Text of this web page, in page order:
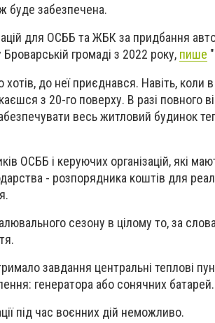
буде забезпечена.
для ОСББ та ЖБК за придбання
громаді з 2022 року, пише
до неї приєднався. Навіть, коли
з 20-го поверху. В разі повного
весь житловий будинок
ОСББ і керуючих організацій, які
- розпорядника коштів для
сезону в цілому то, за
завдання центральні теплові
генератора або сонячних батарей.
під час воєнних дій неможливо.